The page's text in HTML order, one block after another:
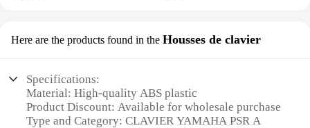
Here are the products found in the Housses de clavier
Specifications:
Material: High-quality ABS plastic
Product Discount: Available for wholesale purchase
Type and Category: CLAVIER YAMAHA PSR A